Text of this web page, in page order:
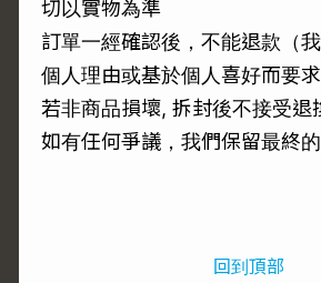
切以實物為準
訂單一經確認後，不能退款（
個人理由或基於個人喜好而要求
若非商品損壞, 拆封後不接受退
如有任何爭議，我們保留最終的
回到頂部